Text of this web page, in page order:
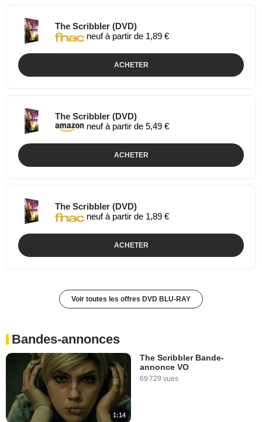
The Scribbler (DVD)
neuf à partir de 1,89 €
ACHETER
The Scribbler (DVD)
neuf à partir de 5,49 €
ACHETER
The Scribbler (DVD)
neuf à partir de 1,89 €
ACHETER
Voir toutes les offres DVD BLU-RAY
Bandes-annonces
1:14
The Scribbler Bande-
annonce VO
69 729 vues